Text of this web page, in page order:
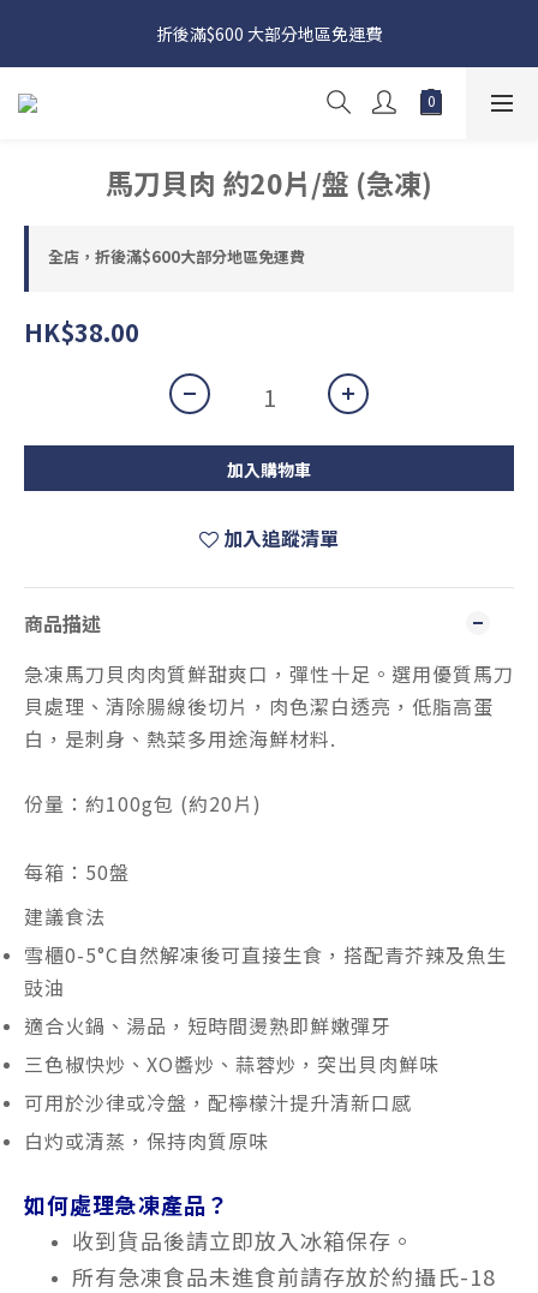
日本接近假期，貨源較不穩定；如想在 8 月 11 日至 8 月 15 日收
貨，請務必於 8 月 10 日前落單
折後滿$600 大部分地區免運費
日本接近假期，貨源較不穩定；如想在 8 月 11 日至 8 月 15 日收
貨，請務必於 8 月 10 日前落單
馬刀貝肉 約20片/盤 (急凍)
全店，折後滿$600大部分地區免運費
HK$38.00
加入購物車
加入追蹤清單
商品描述
急凍馬刀貝肉肉質鮮甜爽口，彈性十足。選用優質馬刀
貝處理、清除腸線後切片，肉色潔白透亮，低脂高蛋
白，是刺身、熱菜多用途海鮮材料.
份量：約100g包 (約20片)
每箱：50盤
建議食法
雪櫃0-5°C自然解凍後可直接生食，搭配青芥辣及魚生
豉油
適合火鍋、湯品，短時間燙熟即鮮嫩彈牙
三色椒快炒、XO醬炒、蒜蓉炒，突出貝肉鮮味
可用於沙律或冷盤，配檸檬汁提升清新口感
白灼或清蒸，保持肉質原味
如何處理急凍產品？
收到貨品後請立即放入冰箱保存。
所有急凍食品未進食前請存放於約攝氏-18